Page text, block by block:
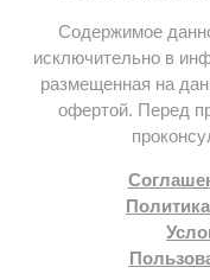
Содержимое
исключительно в
размещенная на
офертой. Перед